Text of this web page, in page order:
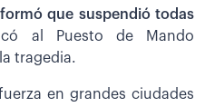
que suspendió todas
al Puesto de Mando
tragedia.
en grandes ciudades